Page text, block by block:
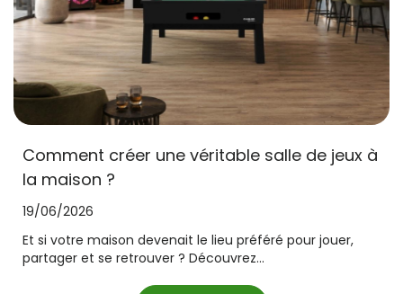
Comment créer une véritable salle de jeux à
la maison ?
19/06/2026
Et si votre maison devenait le lieu préféré pour jouer,
partager et se retrouver ? Découvrez...